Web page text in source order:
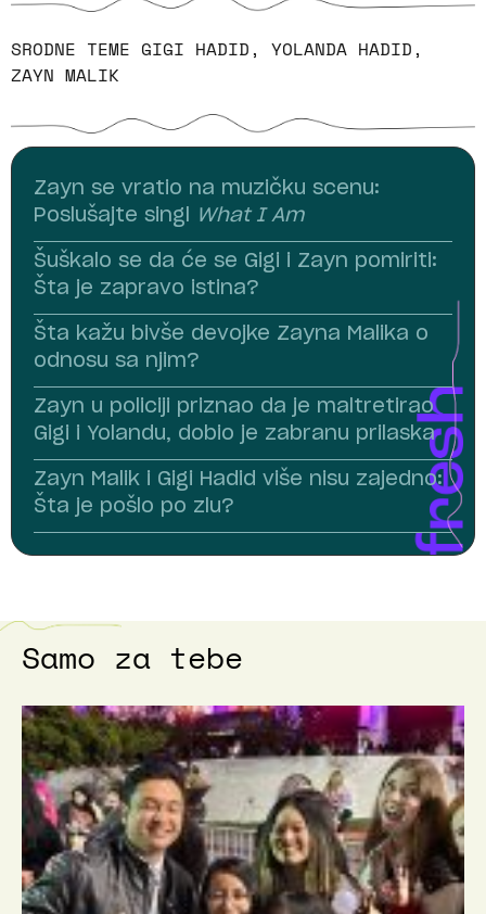
SRODNE TEME GIGI HADID, YOLANDA HADID,
ZAYN MALIK
Zayn se vratio na muzičku scenu:
Poslušajte singl
What I Am
Šuškalo se da će se Gigi i Zayn pomiriti:
Šta je zapravo istina?
Šta kažu bivše devojke Zayna Malika o
odnosu sa njim?
Zayn u policiji priznao da je maltretirao
Gigi i Yolandu, dobio je zabranu prilaska
Zayn Malik i Gigi Hadid više nisu zajedno:
Šta je pošlo po zlu?
Samo za tebe